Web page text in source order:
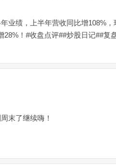
业绩，上半年营收同比增108%
28%！#收盘点评##炒股日记##复
末了继续嗨！